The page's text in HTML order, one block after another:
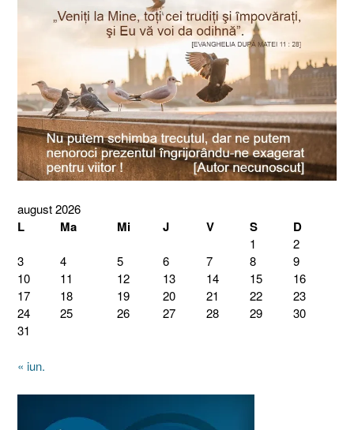
august 2026
L Ma Mi J V S D
1
2
3
4 5 6 7 8
9
10
11 12 13 14 15
16
17
18 19 20 21 22
23
24
25 26 27 28 29
30
31
« iun.